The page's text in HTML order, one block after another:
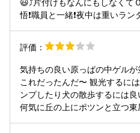
悟❗職員と一緒❗夜中は重いラ
やいぬ連れの方も多いのでうる
いので受付から送迎あり‼️酒が
車で行ける❗エアーベッドは慣
寝返りができなかった😄時期的
い最高色々遊びができる‼️疲れ
評価：
気持ちの良い原っぱの中ゲル
これだったんだ〜 観光するに
ンプしたり犬の散歩するには
何気に丘の上にポツンと立つ